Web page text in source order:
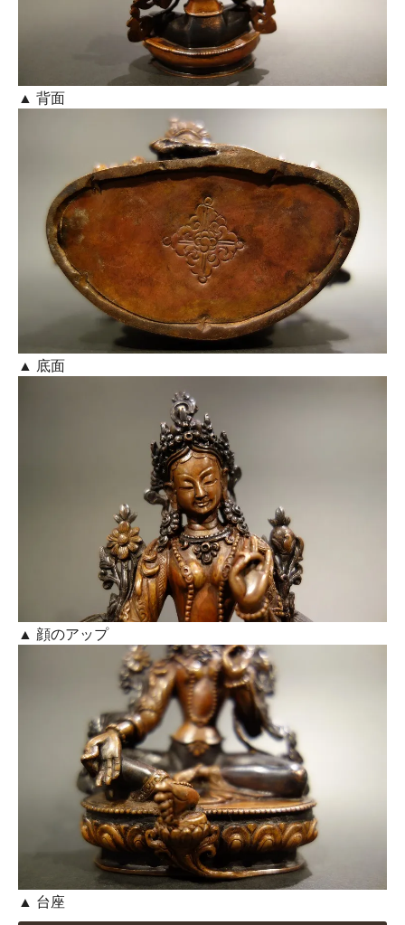
▲ 背面
▲ 底面
▲ 顔のアップ
▲ 台座